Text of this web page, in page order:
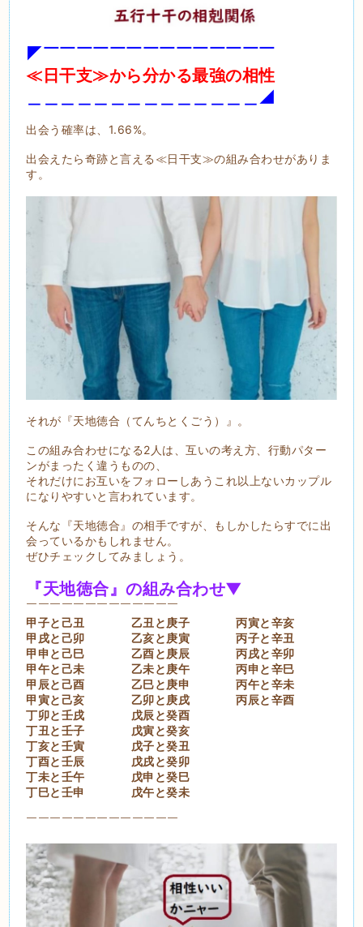
◤￣￣￣￣￣￣￣￣￣￣￣￣￣￣
≪日干支≫から分かる最強の相性
＿＿＿＿＿＿＿＿＿＿＿＿＿＿◢
出会う確率は、1.66%。
出会えたら奇跡と言える≪日干支≫の組み合わせがありま
す。
それが『天地徳合（てんちとくごう）』。
この組み合わせになる2人は、互いの考え方、行動パター
ンがまったく違うものの、
それだけにお互いをフォローしあうこれ以上ないカップル
になりやすいと言われています。
そんな『天地徳合』の相手ですが、もしかしたらすでに出
会っているかもしれません。
ぜひチェックしてみましょう。
『天地徳合』の組み合わせ▼
￣￣￣￣￣￣￣￣￣￣￣￣￣
甲子と己丑 乙丑と庚子 丙寅と辛亥
甲戌と己卯 乙亥と庚寅 丙子と辛丑
甲申と己巳 乙酉と庚辰 丙戌と辛卯
甲午と己未 乙未と庚午 丙申と辛巳
甲辰と己酉 乙巳と庚申 丙午と辛未
甲寅と己亥 乙卯と庚戌 丙辰と辛酉
丁卯と壬戌 戊辰と癸酉
丁丑と壬子 戊寅と癸亥
丁亥と壬寅 戊子と癸丑
丁酉と壬辰 戊戌と癸卯
丁未と壬午 戊申と癸巳
丁巳と壬申 戊午と癸未
￣￣￣￣￣￣￣￣￣￣￣￣￣